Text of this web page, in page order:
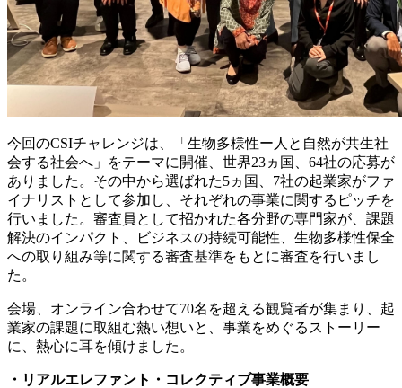
今回のCSIチャレンジは、「生物多様性ー人と自然が共生社
会する社会へ」をテーマに開催、世界23ヵ国、64社の応募が
ありました。その中から選ばれた5ヵ国、7社の起業家がファ
イナリストとして参加し、それぞれの事業に関するピッチを
行いました。審査員として招かれた各分野の専門家が、課題
解決のインパクト、ビジネスの持続可能性、生物多様性保全
への取り組み等に関する審査基準をもとに審査を行いまし
た。
会場、オンライン合わせて70名を超える観覧者が集まり、起
業家の課題に取組む熱い想いと、事業をめぐるストーリー
に、熱心に耳を傾けました。
・リアルエレファント・コレクティブ事業概要